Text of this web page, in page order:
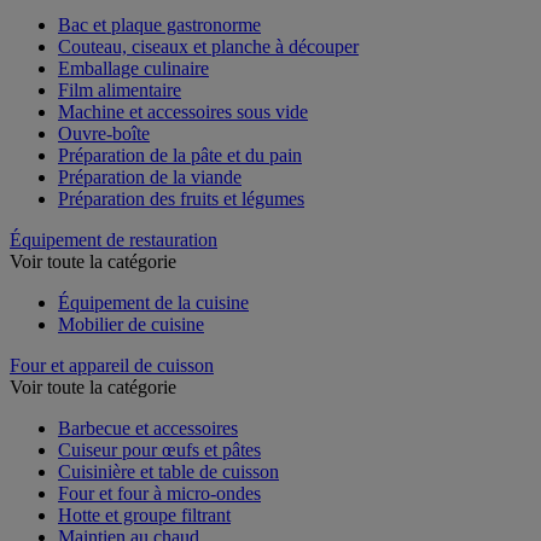
Bac et plaque gastronorme
Couteau, ciseaux et planche à découper
Emballage culinaire
Film alimentaire
Machine et accessoires sous vide
Ouvre-boîte
Préparation de la pâte et du pain
Préparation de la viande
Équipement de restauration
Équipement de la cuisine
Four et appareil de cuisson
Barbecue et accessoires
Cuiseur pour œufs et pâtes
Cuisinière et table de cuisson
Four et four à micro-ondes
Hotte et groupe filtrant